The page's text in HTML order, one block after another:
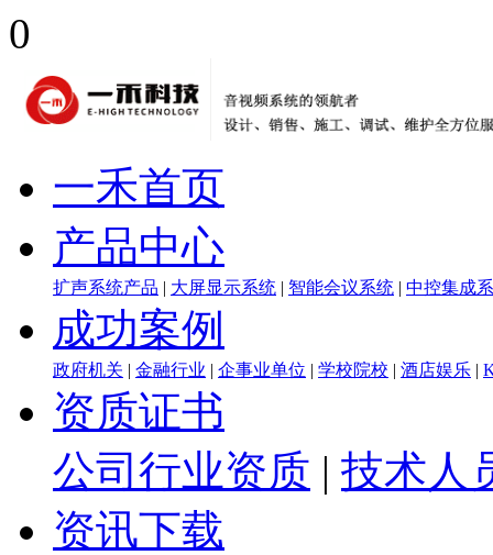
0
一禾首页
产品中心
扩声系统产品 | 大屏显示系统 | 智能会议系统 | 中控集成
成功案例
政府机关 | 金融行业 | 企事业单位 | 学校院校 | 酒店娱乐 |
资质证书
公司行业资质 | 技术人
资讯下载